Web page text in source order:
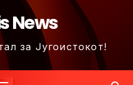
News
за Југоистокот!